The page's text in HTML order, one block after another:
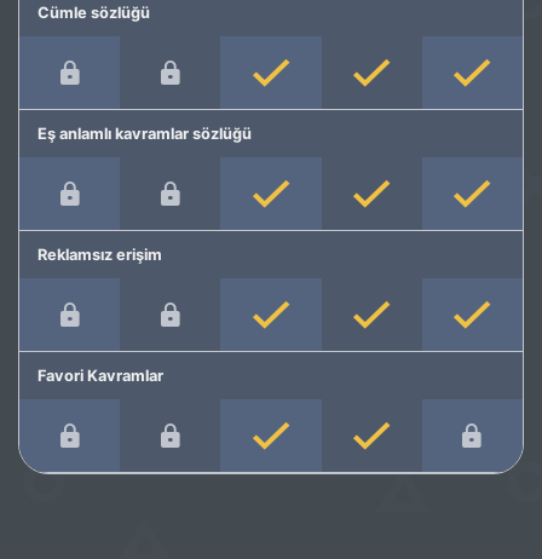
Cümle sözlüğü
Eş anlamlı kavramlar sözlüğü
Reklamsız erişim
Favori Kavramlar